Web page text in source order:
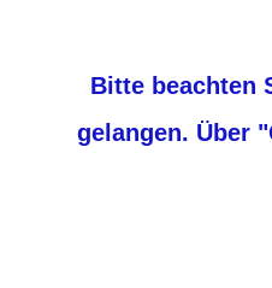
Bitte beachten
gelangen. Über